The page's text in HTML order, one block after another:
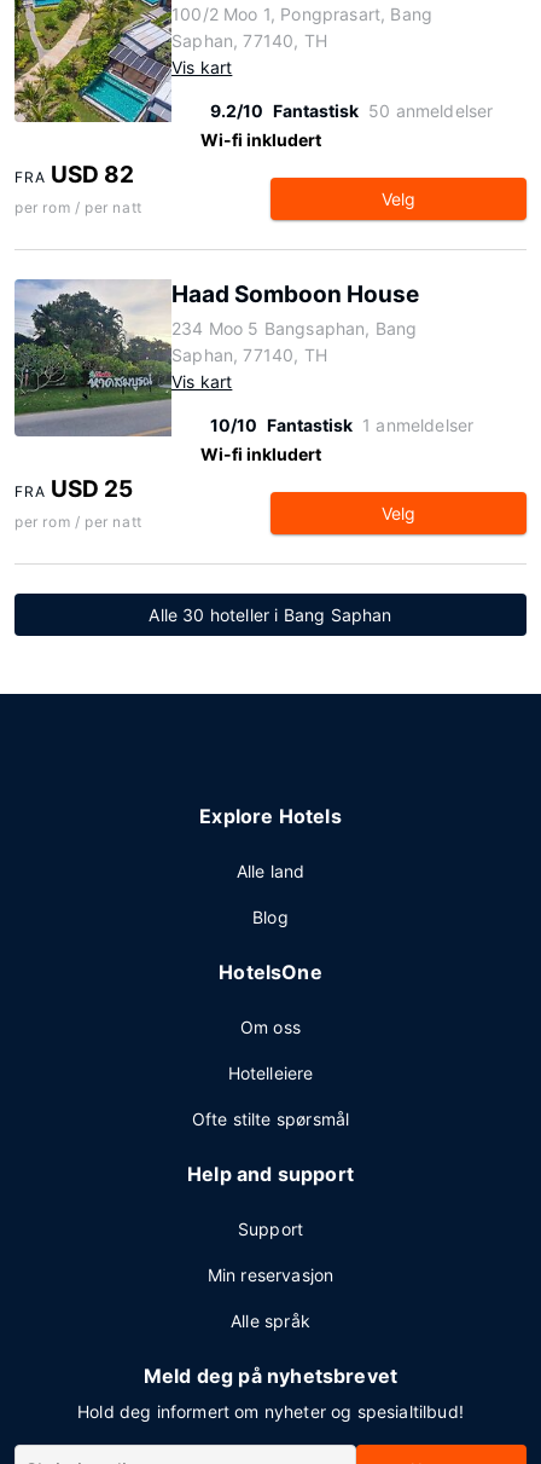
100/2 Moo 1, Pongprasart, Bang
Saphan, 77140, TH
Vis kart
9.2/10 Fantastisk 50 anmeldelser
Wi-fi inkludert
FRA USD 82
per rom / per natt Velg
Haad Somboon House
234 Moo 5 Bangsaphan, Bang
Saphan, 77140, TH
Vis kart
10/10 Fantastisk 1 anmeldelser
Wi-fi inkludert
FRA USD 25
per rom / per natt Velg
Alle 30 hoteller i Bang Saphan
Explore Hotels
Alle land
Blog
HotelsOne
Om oss
Hotelleiere
Ofte stilte spørsmål
Help and support
Support
Min reservasjon
Alle språk
Meld deg på nyhetsbrevet
Hold deg informert om nyheter og spesialtilbud!